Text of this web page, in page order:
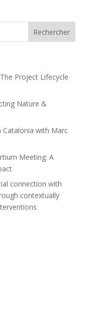
Project Lifecycle
Nature &
Catalonia with Marc
Meeting: A
connection with
contextually